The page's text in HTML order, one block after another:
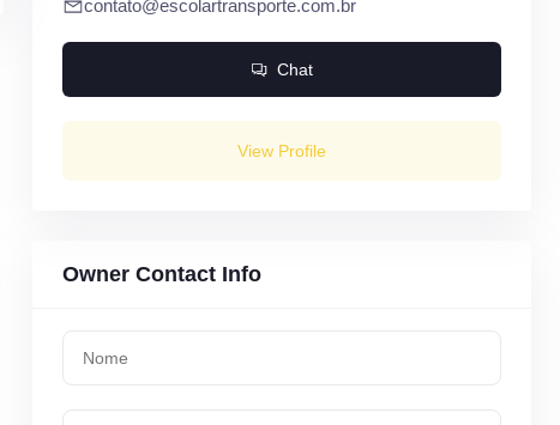
contato@escolartransporte.com.br
Chat
View Profile
Owner Contact Info